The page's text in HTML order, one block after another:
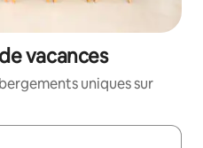
vacances
uniques sur